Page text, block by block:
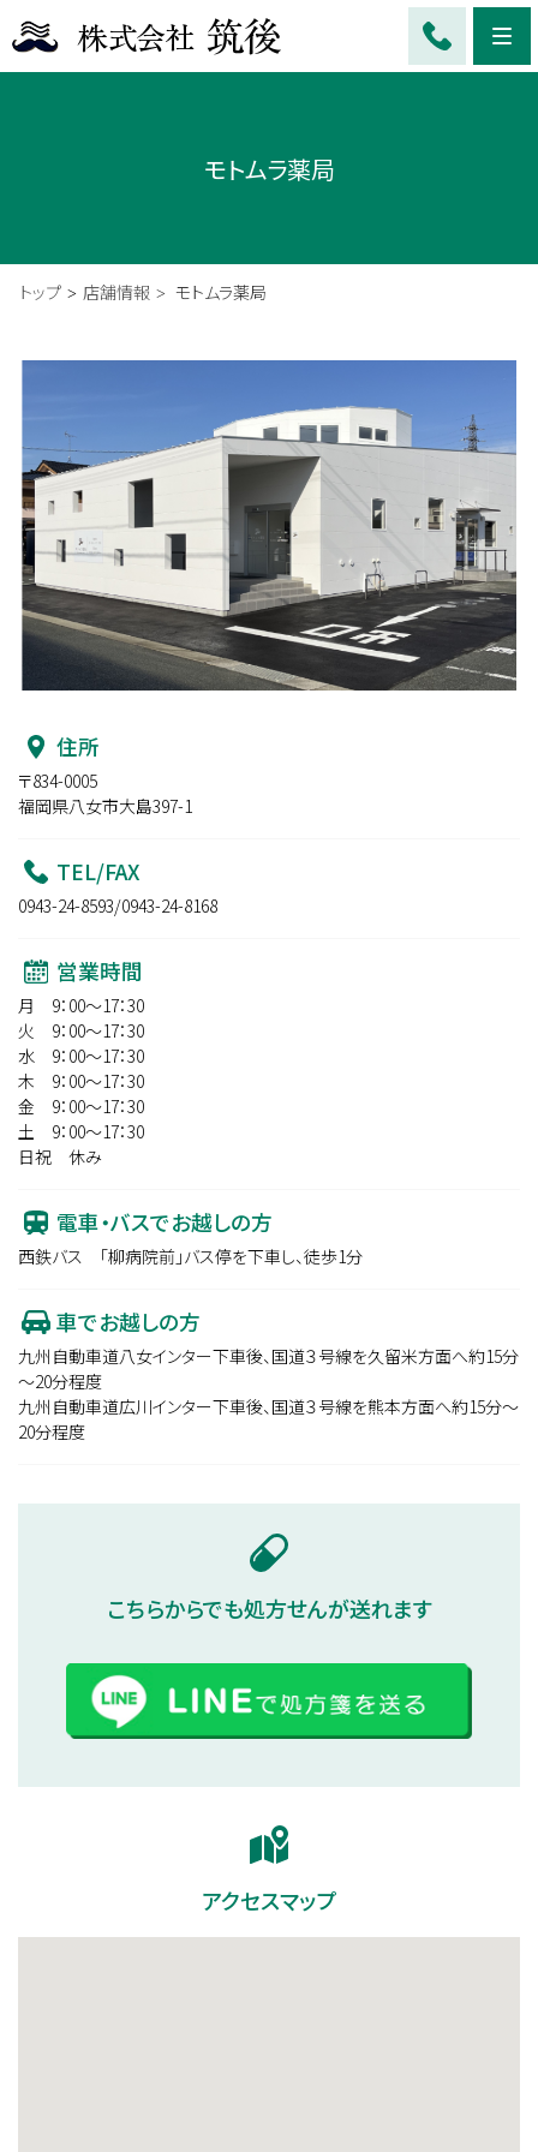
モトムラ薬局
トップ 店舗情報 モトムラ薬局
住所
〒834-0005
福岡県八女市大島397-1
TEL/FAX
0943-24-8593/0943-24-8168
営業時間
月 9：00～17：30
火 9：00～17：30
水 9：00～17：30
木 9：00～17：30
金 9：00～17：30
土 9：00～17：30
日祝 休み
電車・バスでお越しの方
西鉄バス 「柳病院前」バス停を下車し、徒歩1分
車でお越しの方
九州自動車道八女インター下車後、国道３号線を久留米方面へ約15分
～20分程度
九州自動車道広川インター下車後、国道３号線を熊本方面へ約15分～
20分程度
こちらからでも処方せんが送れます
アクセスマップ